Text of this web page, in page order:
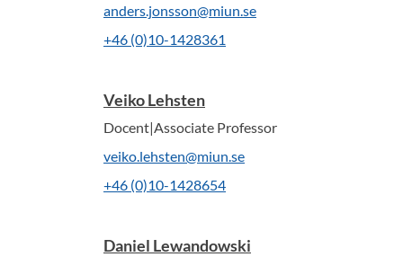
anders.jonsson@miun.se
+46 (0)10-1428361
Veiko Lehsten
Docent|Associate Professor
veiko.lehsten@miun.se
+46 (0)10-1428654
Daniel Lewandowski